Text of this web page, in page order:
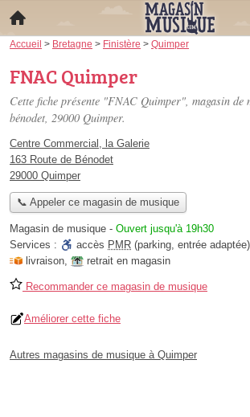
Accueil > Bretagne > Finistère > Quimper
FNAC Quimper
Cette fiche présente "FNAC Quimper", magasin de
bénodet, 29000 Quimper.
Centre Commercial, la Galerie
163 Route de Bénodet
29000 Quimper
📞 Appeler ce magasin de musique
Magasin de musique - Ouvert jusqu'à 19h30
Services :
accès PMR (parking, entrée adaptée)
livraison, retrait en magasin
Recommander ce magasin de musique
Améliorer cette fiche
Autres magasins de musique à Quimper